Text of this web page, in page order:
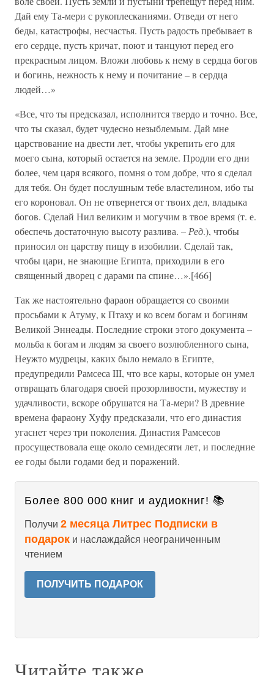
Дай ему Та-мери с рукоплесканиями. Отведи от него
беды, катастрофы, несчастья. Пусть радость пребывает в
его сердце, пусть кричат, поют и танцуют перед его
прекрасным лицом. Вложи любовь к нему в сердца богов
и богинь, нежность к нему и почитание – в сердца
людей…»
«Все, что ты предсказал, исполнится твердо и точно. Все,
что ты сказал, будет чудесно незыблемым. Дай мне
царствование на двести лет, чтобы укрепить его для
моего сына, который остается на земле. Продли его дни
более, чем царя всякого, помня о том добре, что я сделал
для тебя. Он будет послушным тебе властелином, ибо ты
его короновал. Он не отвернется от твоих дел, владыка
богов. Сделай Нил великим и могучим в твое время (т. е.
обеспечь достаточную высоту разлива. – Ред.), чтобы
приносил он царству пищу в изобилии. Сделай так,
чтобы цари, не знающие Египта, приходили в его
священный дворец с дарами па спине…».[466]
Так же настоятельно фараон обращается со своими
просьбами к Атуму, к Птаху и ко всем богам и богиням
Великой Эннеады. Последние строки этого документа –
мольба к богам и людям за своего возлюбленного сына,
Неужто мудрецы, каких было немало в Египте,
предупредили Рамсеса III, что все кары, которые он умел
отвращать благодаря своей прозорливости, мужеству и
удачливости, вскоре обрушатся на Та-мери? В древние
времена фараону Хуфу предсказали, что его династия
угаснет через три поколения. Династия Рамсесов
просуществовала еще около семидесяти лет, и последние
ее годы были годами бед и поражений.
Более 800 000 книг и аудиокниг! 📚
Получи 2 месяца Литрес Подписки в
подарок и наслаждайся неограниченным
чтением
ПОЛУЧИТЬ ПОДАРОК